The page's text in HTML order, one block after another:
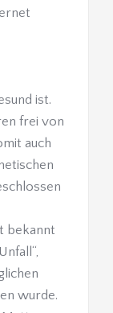
ist.
frei von
auch
bekannt
wurde.